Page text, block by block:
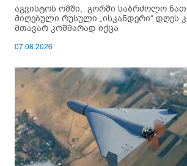
აგვისტოს ომში, გორში საბრძოლო
მიღებული რუსული „ისკანდერი“ დღეს
მთავარ კოშმარად იქცა
07.08.2026